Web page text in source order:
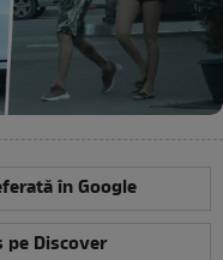
în Google
pe Discover